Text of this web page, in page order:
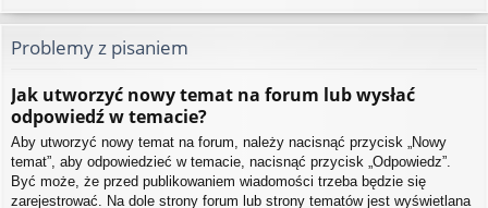
Problemy z pisaniem
Jak utworzyć nowy temat na forum lub wysłać
odpowiedź w temacie?
Aby utworzyć nowy temat na forum, należy nacisnąć przycisk „Nowy
temat”, aby odpowiedzieć w temacie, nacisnąć przycisk „Odpowiedz”.
Być może, że przed publikowaniem wiadomości trzeba będzie się
zarejestrować. Na dole strony forum lub strony tematów jest wyświetlana